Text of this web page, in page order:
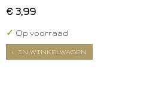
€ 3,99
✓ Op voorraad
IN WINKELWAGEN